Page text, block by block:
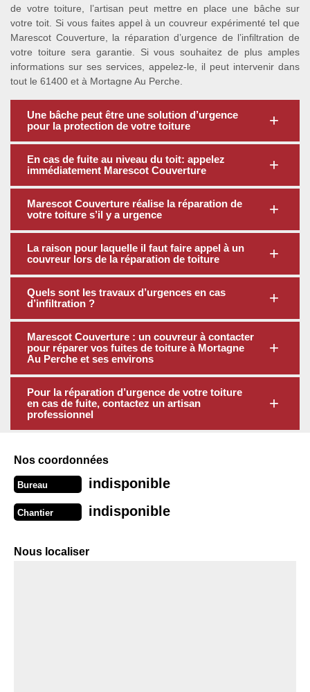
de votre toiture, l’artisan peut mettre en place une bâche sur
votre toit. Si vous faites appel à un couvreur expérimenté tel que
Marescot Couverture, la réparation d’urgence de l’infiltration de
votre toiture sera garantie. Si vous souhaitez de plus amples
informations sur ses services, appelez-le, il peut intervenir dans
tout le 61400 et à Mortagne Au Perche.
Une bâche peut être une solution d’urgence
pour la protection de votre toiture
En cas de fuite au niveau du toit: appelez
immédiatement Marescot Couverture
Marescot Couverture réalise la réparation de
votre toiture s’il y a urgence
La raison pour laquelle il faut faire appel à un
couvreur lors de la réparation de toiture
Quels sont les travaux d’urgences en cas
d’infiltration ?
Marescot Couverture : un couvreur à contacter
pour réparer vos fuites de toiture à Mortagne
Au Perche et ses environs
Pour la réparation d’urgence de votre toiture
en cas de fuite, contactez un artisan
professionnel
Nos coordonnées
Bureau indisponible
Chantier indisponible
Nous localiser